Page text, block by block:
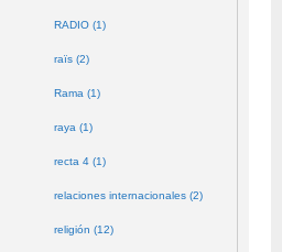
RADIO (1)
raïs (2)
Rama (1)
raya (1)
recta 4 (1)
relaciones internacionales (2)
religión (12)